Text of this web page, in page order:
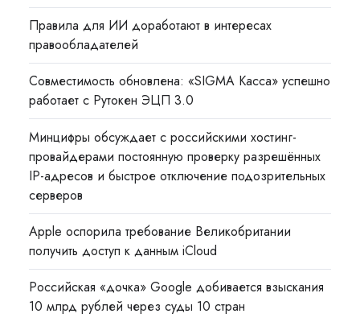
Правила для ИИ доработают в интересах
правообладателей
Совместимость обновлена: «SIGMA Касса» успешно
работает с Рутокен ЭЦП 3.0
Минцифры обсуждает с российскими хостинг-
провайдерами постоянную проверку разрешённых
IP-адресов и быстрое отключение подозрительных
серверов
Apple оспорила требование Великобритании
получить доступ к данным iCloud
Российская «дочка» Google добивается взыскания
10 млрд рублей через суды 10 стран